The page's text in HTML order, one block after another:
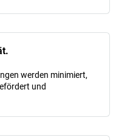
werden minimiert,
und